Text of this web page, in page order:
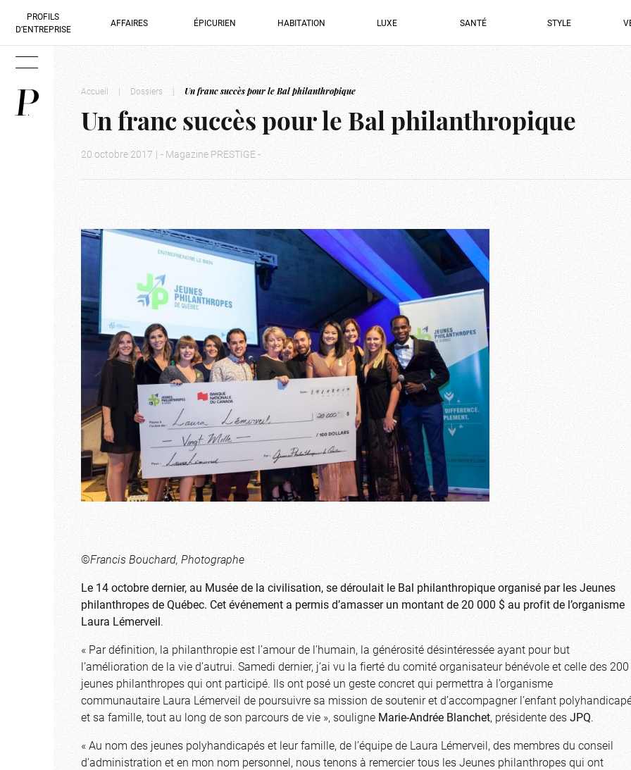
PROFILS
D’ENTREPRISE
AFFAIRES ÉPICURIEN HABITATION LUXE SANTÉ STYLE
Accueil | Dossiers | Un franc succès pour le Bal philanthropique
Un franc succès pour le Bal philanthropique
20 octobre 2017 | - Magazine PRESTIGE -
©Francis Bouchard, Photographe
Le 14 octobre dernier, au Musée de la civilisation, se déroulait le Bal philanthropique organisé par les Jeunes
philanthropes de Québec. Cet événement a permis d’amasser un montant de 20 000 $ au profit de l’organisme
Laura Lémerveil.
« Par définition, la philanthropie est l’amour de l’humain, la générosité désintéressée ayant pour but
l’amélioration de la vie d’autrui. Samedi dernier, j’ai vu la fierté du comité organisateur bénévole et celle des 200
jeunes philanthropes qui ont participé. Ils ont posé un geste concret qui permettra à l’organisme
communautaire Laura Lémerveil de poursuivre sa mission de soutenir et d’accompagner l’enfant
et sa famille, tout au long de son parcours de vie », souligneMarie-Andrée Blanchet, présidente desJPQ.
« Au nom des jeunes polyhandicapés et leur famille, de l’équipe de Laura Lémerveil, des membres du conseil
d’administration et en mon nom personnel, nous tenons à remercier tous les Jeunes philanthropes qui ont